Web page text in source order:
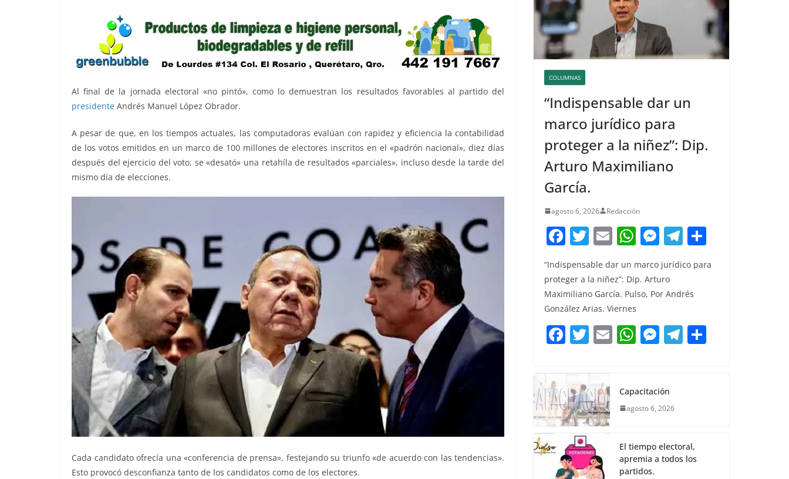
Al final de la jornada electoral «no pintó», como lo demuestran los resultados favorables al partido del
presidente Andrés Manuel López Obrador.
A pesar de que, en los tiempos actuales, las computadoras evalúan con rapidez y eficiencia la contabilidad
de los votos emitidos en un marco de 100 millones de electores inscritos en el «padrón nacional», diez días
después del ejercicio del voto, se «desató» una retahíla de resultados «parciales», incluso desde la tarde del
mismo día de elecciones.
Cada candidato ofrecía una «conferencia de prensa», festejando su triunfo «de acuerdo con las tendencias».
Esto provocó desconfianza tanto de los candidatos como de los electores.
COLUMNAS
“Indispensable dar un
marco jurídico para
proteger a la niñez”: Dip.
Arturo Maximiliano
García.
agosto 6, 2026 Redacción
F
c
e
b
o
o
k
T
w
itt
er
E
ai
l
W
at
s
p
p
M
e
ss
e
g
er
T
e
gr
m
m
“Indispensable dar un marco jurídico para
proteger a la niñez”: Dip. Arturo
Maximiliano García. Pulso, Por Andrés
González Arias. Viernes
F
c
e
b
o
o
k
T
itt
er
E W
s
A
p
M
e
n
er
T
Capacitación
agosto 6, 2026
El tiempo electoral,
apremia a todos los
partidos.